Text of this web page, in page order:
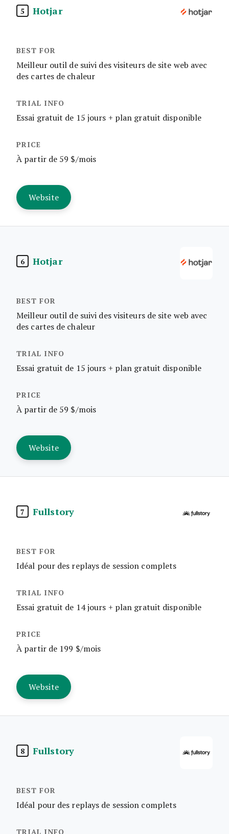
5 Hotjar
Meilleur outil de suivi des visiteurs de site web avec
des cartes de chaleur
Essai gratuit de 15 jours + plan gratuit disponible
À partir de 59 $/mois
Website
6 Hotjar
Meilleur outil de suivi des visiteurs de site web avec
des cartes de chaleur
Essai gratuit de 15 jours + plan gratuit disponible
À partir de 59 $/mois
Website
7 Fullstory
Idéal pour des replays de session complets
Essai gratuit de 14 jours + plan gratuit disponible
À partir de 199 $/mois
Website
8 Fullstory
Idéal pour des replays de session complets